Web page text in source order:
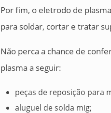
Por fim, o eletrodo de
para soldar, cortar e tratar
Não perca a chance de
plasma a seguir:
peças de reposição para
aluguel de solda mig;